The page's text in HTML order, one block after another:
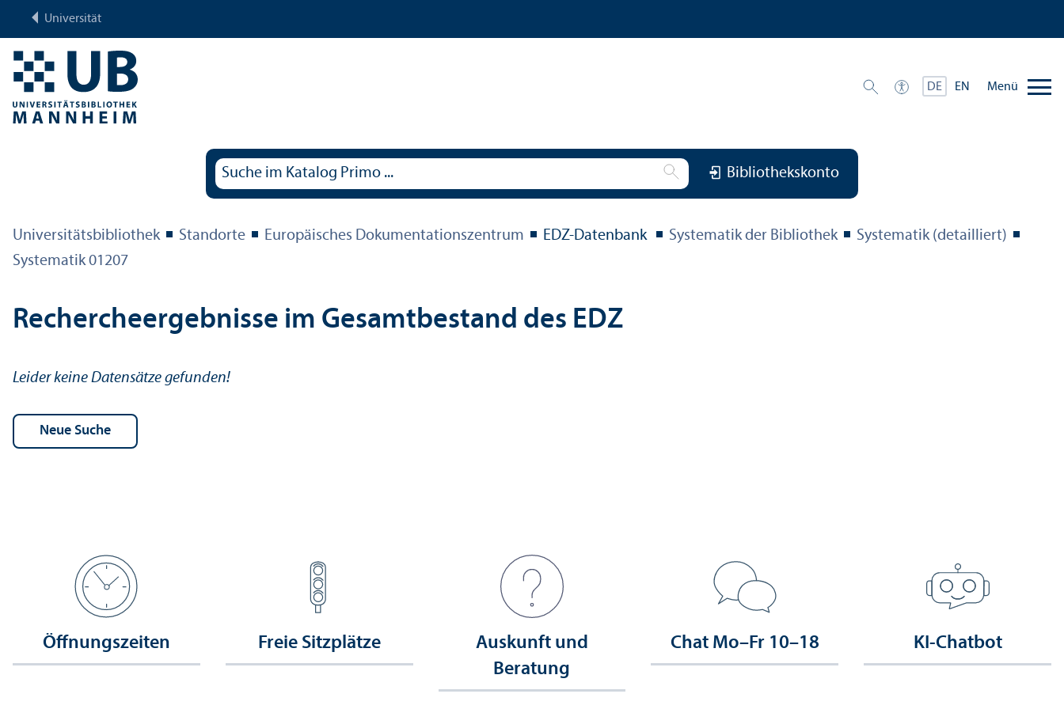
Universität
DE EN Menü
Bibliothekskonto
Universitäts­bibliothek Standorte Europäisches Dokumentations­zentrum EDZ-Datenbank Systematik der Bibliothek
Systematik (detailliert)
Systematik 01207
Rechercheergebnisse im Gesamtbestand des EDZ
Leider keine Datensätze gefunden!
Öffnungs­zeiten Freie Sitzplätze
Auskunft und
Beratung
Chat Mo–Fr 10–18 KI-Chatbot